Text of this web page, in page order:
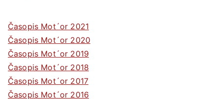
Časopis Mot´or 2021
Časopis Mot´or 2020
Časopis Mot´or 2019
Časopis Mot´or 2018
Časopis Mot´or 2017
Časopis Mot´or 2016